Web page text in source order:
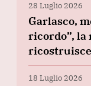
28 Luglio 2026
Garlasco,
ricordo”, la
18 Luglio 2026